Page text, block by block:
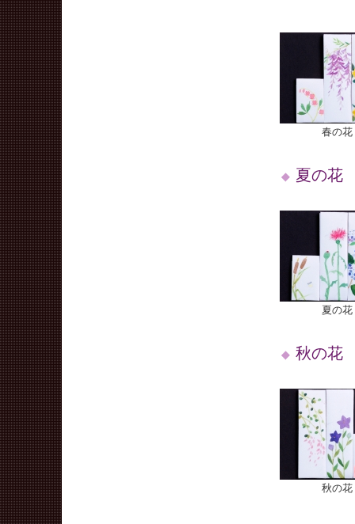
春の花
夏の花
夏の花
秋の花
秋の花